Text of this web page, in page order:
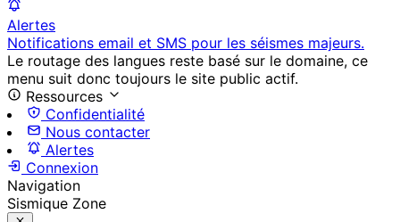
Alertes
Notifications email et SMS pour les séismes majeurs.
Le routage des langues reste basé sur le domaine, ce
menu suit donc toujours le site public actif.
Ressources
Confidentialité
Nous contacter
Alertes
Connexion
Navigation
Sismique Zone